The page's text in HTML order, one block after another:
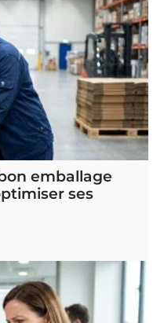
emballage
ses